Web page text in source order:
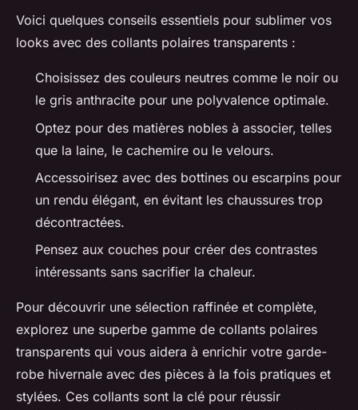
Voici quelques conseils essentiels pour sublimer vos
looks avec des collants polaires transparents :
Choisissez des couleurs neutres comme le noir ou
le gris anthracite pour une polyvalence optimale.
Optez pour des matières nobles à associer, telles
que la laine, le cachemire ou le velours.
Accessoirisez avec des bottines ou escarpins pour
un rendu élégant, en évitant les chaussures trop
décontractées.
Pensez aux couches pour créer des contrastes
intéressants sans sacrifier la chaleur.
Pour découvrir une sélection raffinée et complète,
explorez une superbe gamme de collants polaires
transparents qui vous aidera à enrichir votre garde-
robe hivernale avec des pièces à la fois pratiques et
stylées. Ces collants sont la clé pour réussir